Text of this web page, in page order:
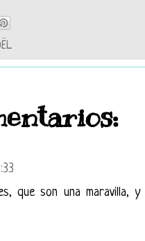
que son una maravilla,